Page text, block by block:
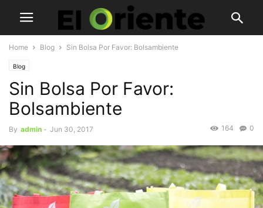
Home Blog Sin Bolsa Por Favor: Bolsambiente
Blog
Sin Bolsa Por Favor:
Bolsambiente
By admin - Jun 30, 2017 0
164